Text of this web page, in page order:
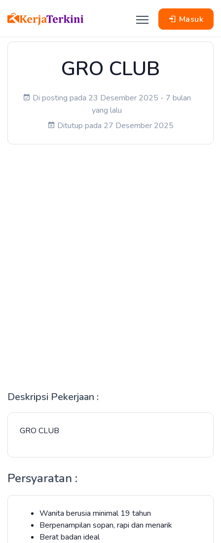
Masuk
GRO CLUB
Di posting pada 23 Desember 2025 - 7 bulan
yang lalu
Ditutup pada 27 Desember 2025
Deskripsi Pekerjaan :
GRO CLUB
Persyaratan :
Wanita berusia minimal 19 tahun
Berpenampilan sopan, rapi dan menarik
Berat badan ideal